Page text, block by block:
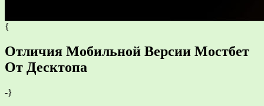
{
Отличия Мобильной Версии Мостбет
От Десктопа
-}